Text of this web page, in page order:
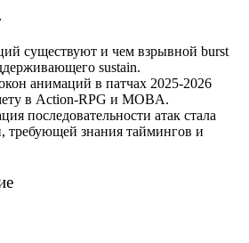
существуют и чем взрывной burst
sustain.
анимаций в патчах 2025-2026
в Action-RPG и MOBA.
последовательности атак стала
требующей знания таймингов и